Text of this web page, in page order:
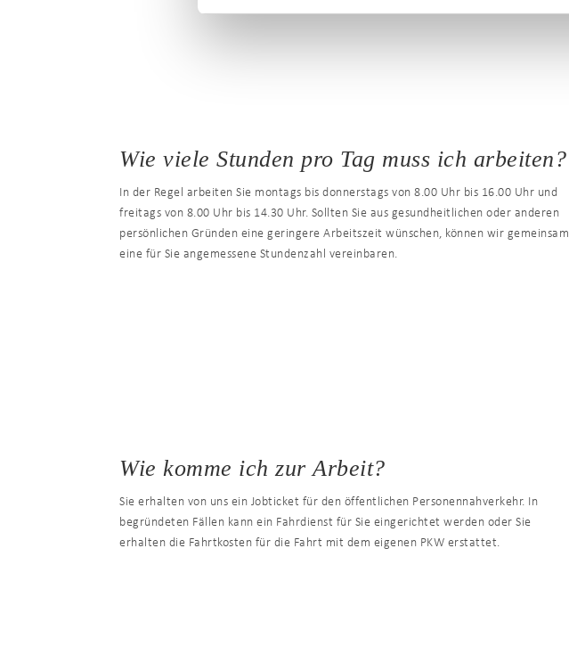
Wie viele Stunden pro Tag muss ich arbeiten?
In der Regel arbeiten Sie montags bis donnerstags von 8.00 Uhr bis 16.00 Uhr und
freitags von 8.00 Uhr bis 14.30 Uhr. Sollten Sie aus gesundheitlichen oder anderen
persönlichen Gründen eine geringere Arbeitszeit wünschen, können wir gemeinsam
eine für Sie angemessene Stundenzahl vereinbaren.
Wie komme ich zur Arbeit?
Sie erhalten von uns ein Jobticket für den öffentlichen Personennahverkehr. In
begründeten Fällen kann ein Fahrdienst für Sie eingerichtet werden oder Sie
erhalten die Fahrtkosten für die Fahrt mit dem eigenen PKW erstattet.